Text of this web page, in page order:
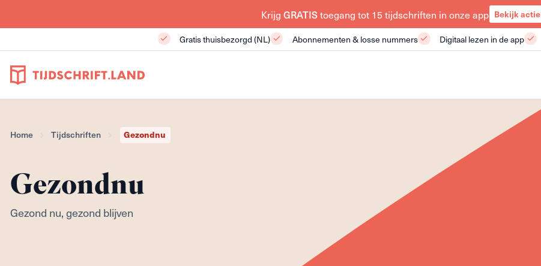
Krijg GRATIStoegang tot 15 tijdschriften in onze app Bekijk actie
Gratis thuisbezorgd (NL) Abonnementen & losse nummers Digitaal lezen in de app
Home Tijdschriften Gezondnu
Gezondnu
Gezond nu, gezond blijven